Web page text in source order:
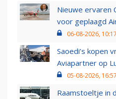
Nieuwe ervaren
voor geplaagd
06-08-2026, 10:17
Saoedi’s kopen
Aviapartner op
05-08-2026, 16:57
Raamstoeltje in